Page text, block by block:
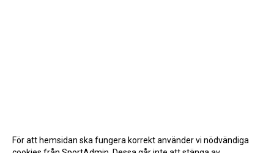
För att hemsidan ska fungera korrekt använder vi nödvändiga